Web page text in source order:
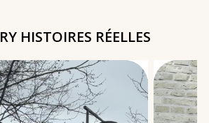
HISTOIRES RÉELLES